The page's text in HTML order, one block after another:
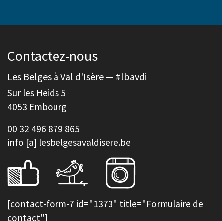
Contactez-nous
Les Belges à Val d'Isère — #lbavdi
Sur les Heids 5
4053 Embourg
00 32 496 879 865
info [a] lesbelgesavaldisere.be
[contact-form-7 id="1373" title="Formulaire de
contact"]